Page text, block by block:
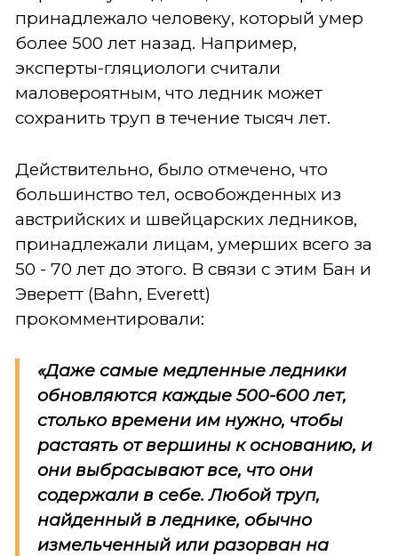
принадлежало человеку, который умер
более 500 лет назад. Например,
эксперты-гляциологи считали
маловероятным, что ледник может
сохранить труп в течение тысяч лет.
Действительно, было отмечено, что
большинство тел, освобожденных из
австрийских и швейцарских ледников,
принадлежали лицам, умерших всего за
50 - 70 лет до этого. В связи с этим Бан и
Эверетт (Bahn, Everett)
прокомментировали:
«Даже самые медленные ледники
обновляются каждые 500-600 лет,
столько времени им нужно, чтобы
растаять от вершины к основанию, и
они выбрасывают все, что они
содержали в себе. Любой труп,
найденный в леднике, обычно
измельченный или разорван на